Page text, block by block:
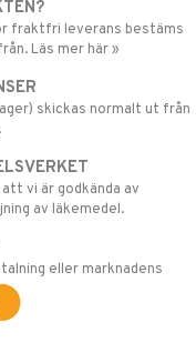
fraktfri leverans bestäms
Läs mer här »
skickas normalt ut från
vi är godkända av
av läkemedel.
eller marknadens